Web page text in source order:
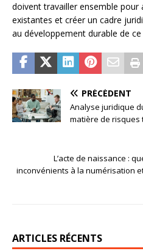
doivent travailler ensemble pour
existantes et créer un cadre
au développement durable de
PRÉCÉDENT
Analyse juridique
matière de risques
L’acte de naissance :
inconvénients à la numérisation
ARTICLES RÉCENTS